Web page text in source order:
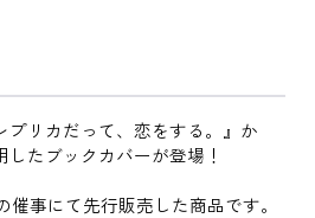
プリカだって、恋をする。』か
たブックカバーが登場！
事にて先行販売した商品です。